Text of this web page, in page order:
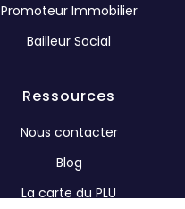
Promoteur Immobilier
Bailleur Social
Ressources
Nous contacter
Blog
La carte du PLU